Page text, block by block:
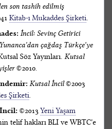
son tashih edilmiş
Kitab-ı Mukaddes Şirketi.
İncil: Sevinç Getirici
çağdaş Türkçe'ye
Söz Yayınları. Kutsal
©2010.
Kutsal İncil©2003
Şirketi.
©2013 Yeni Yaşam
telif hakları BLI ve WBTC'e